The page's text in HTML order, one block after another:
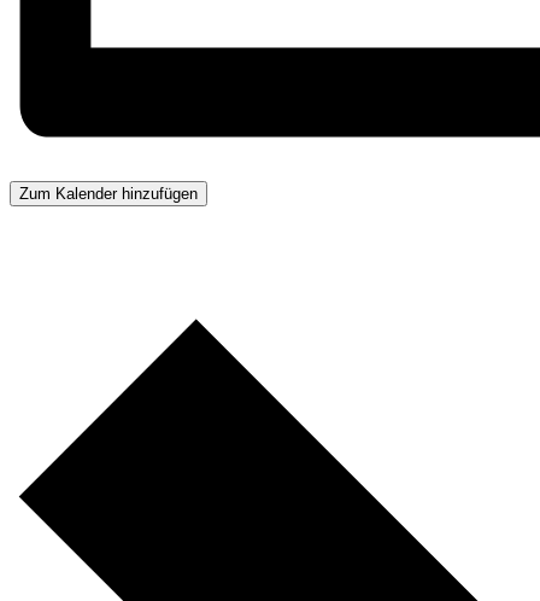
Zum Kalender hinzufügen